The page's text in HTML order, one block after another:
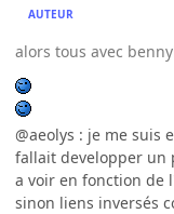
AUTEUR
alors tous avec
@aeolys : je me suis
fallait developper un
a voir en fonction de
sinon liens inversés